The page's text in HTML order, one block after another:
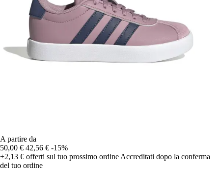
A partire da
50,00 € 42,56 € -15%
+2,13 € offerti sul tuo prossimo ordine Accreditati dopo la conferma
del tuo ordine